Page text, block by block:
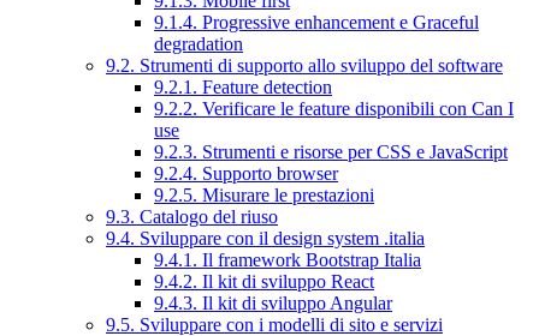
9.1.4. Progressive enhancement e Graceful
degradation
9.2. Strumenti di supporto allo sviluppo del software
9.2.1. Feature detection
9.2.2. Verificare le feature disponibili con Can I
use
9.2.3. Strumenti e risorse per CSS e JavaScript
9.2.4. Supporto browser
9.2.5. Misurare le prestazioni
9.3. Catalogo del riuso
9.4. Sviluppare con il design system .italia
9.4.1. Il framework Bootstrap Italia
9.4.2. Il kit di sviluppo React
9.4.3. Il kit di sviluppo Angular
9.5. Sviluppare con i modelli di sito e servizi